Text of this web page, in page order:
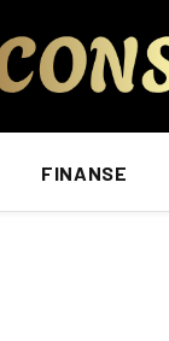
FINANSE